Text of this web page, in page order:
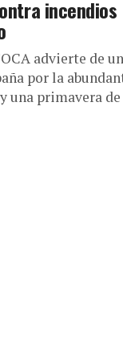
incendios
advierte de un
por la
una primavera de